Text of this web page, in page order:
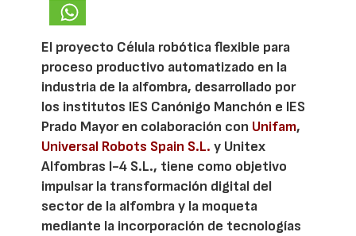
El proyecto Célula robótica flexible para
proceso productivo automatizado en la
industria de la alfombra, desarrollado por
los institutos IES Canónigo Manchón e IES
Prado Mayor en colaboración con Unifam,
Universal Robots Spain S.L. y Unitex
Alfombras I-4 S.L., tiene como objetivo
impulsar la transformación digital del
sector de la alfombra y la moqueta
mediante la incorporación de tecnologías